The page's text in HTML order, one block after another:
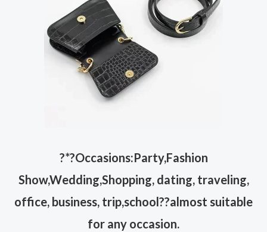
?*?Occasions:Party,Fashion
Show,Wedding,Shopping, dating, traveling,
office, business, trip,school??almost suitable
for any occasion.